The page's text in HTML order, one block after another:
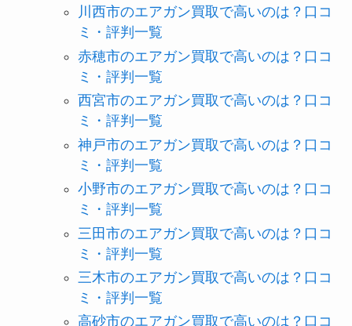
川西市のエアガン買取で高いのは？口コ
ミ・評判一覧
赤穂市のエアガン買取で高いのは？口コ
ミ・評判一覧
西宮市のエアガン買取で高いのは？口コ
ミ・評判一覧
神戸市のエアガン買取で高いのは？口コ
ミ・評判一覧
小野市のエアガン買取で高いのは？口コ
ミ・評判一覧
三田市のエアガン買取で高いのは？口コ
ミ・評判一覧
三木市のエアガン買取で高いのは？口コ
ミ・評判一覧
高砂市のエアガン買取で高いのは？口コ